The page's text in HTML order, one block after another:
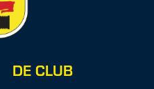
DE CLUB